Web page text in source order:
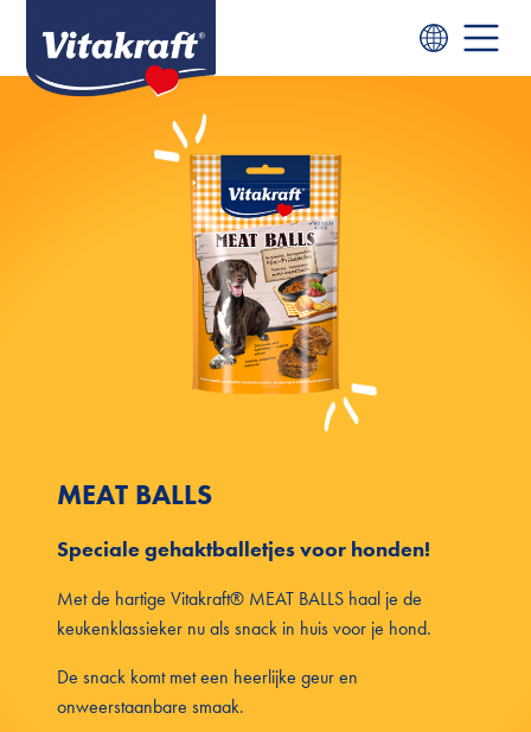
MEAT BALLS
Speciale gehaktballetjes voor honden!
Met de hartige Vitakraft® MEAT BALLS haal je de
keukenklassieker nu als snack in huis voor je hond.
De snack komt met een heerlijke geur en
onweerstaanbare smaak.